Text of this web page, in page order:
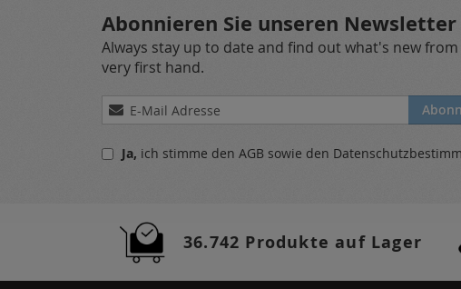
Abonnieren Sie unseren Newsletter
Always stay up to date and find out what's new
very first hand.
Melden
Sie
für Ja, ich stimme den AGB sowie den
36.742 Produkte auf Lager